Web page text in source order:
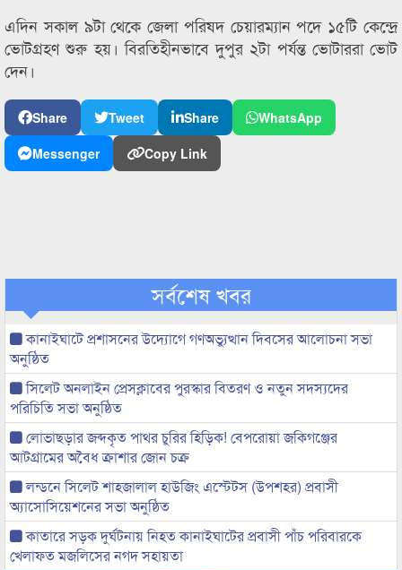
এদিন সকাল ৯টা থেকে জেলা পরিষদ চেয়ারম্যান পদে ১৫টি কেন্দ্রে
ভোটগ্রহণ শুরু হয়। বিরতিহীনভাবে দুপুর ২টা পর্যন্ত ভোটাররা ভোট
দেন।
Share Tweet Share
WhatsApp
Messenger
Copy Link
সর্বশেষ খবর
কানাইঘাটে প্রশাসনের উদ্যোগে গণঅভ্যুত্থান দিবসের আলোচনা সভা
অনুষ্ঠিত
সিলেট অনলাইন প্রেসক্লাবের পুরস্কার বিতরণ ও নতুন সদস্যদের
পরিচিতি সভা অনুষ্ঠিত
লোভাছড়ার জব্দকৃত পাথর চুরির হিড়িক! বেপরোয়া জকিগঞ্জের
আটগ্রামের অবৈধ ক্রাশার জোন চক্র
লন্ডনে সিলেট শাহজালাল হাউজিং এস্টেটস (উপশহর) প্রবাসী
অ্যাসোসিয়েশনের সভা অনুষ্ঠিত
কাতারে সড়ক দুর্ঘটনায় নিহত কানাইঘাটের প্রবাসী পাঁচ পরিবারকে
খেলাফত মজলিসের নগদ সহায়তা